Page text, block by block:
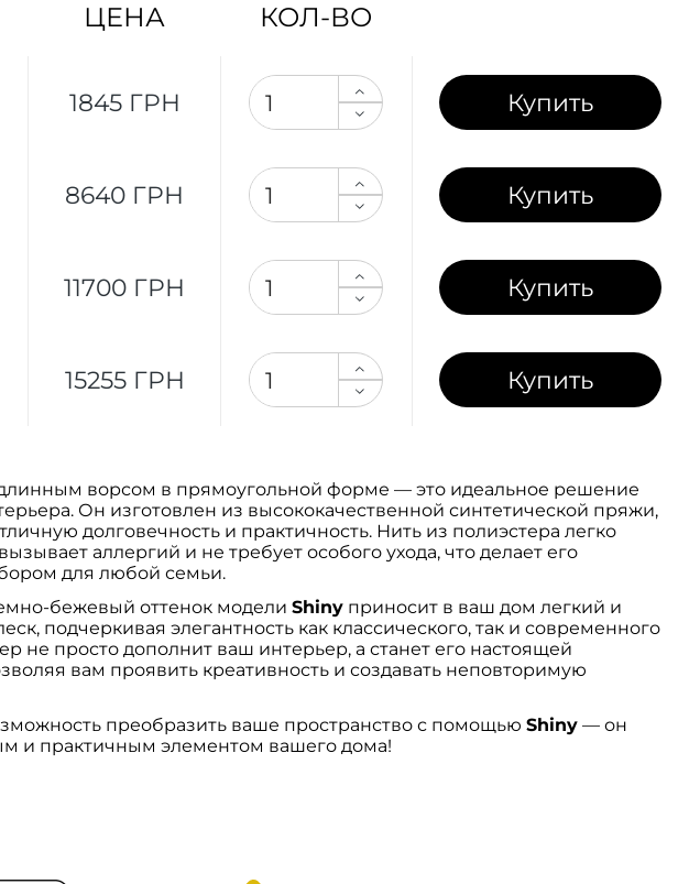
ЦЕНА КОЛ-ВО
1845 ГРН Купить
8640 ГРН Купить
11700 ГРН Купить
15255 ГРН Купить
ворсом в прямоугольной форме — это идеальное решение
Он изготовлен из высококачественной синтетической пряжи,
долговечность и практичность. Нить из полиэстера легко
аллергий и не требует особого ухода, что делает его
для любой семьи.
бежевый оттенок модели Shinyприносит в ваш дом легкий и
подчеркивая элегантность как классического, так и современного
не просто дополнит ваш интерьер, а станет его настоящей
вам проявить креативность и создавать неповторимую
преобразить ваше пространство с помощью Shiny— он
и практичным элементом вашего дома!